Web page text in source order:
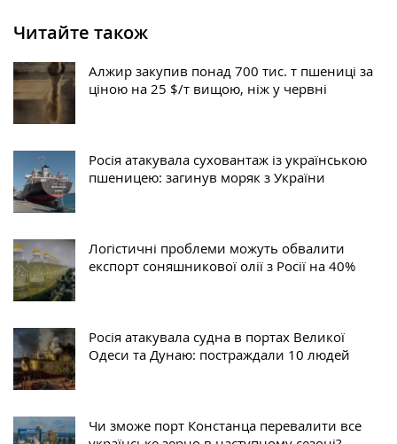
Читайте також
Алжир закупив понад 700 тис. т пшениці за
ціною на 25 $/т вищою, ніж у червні
Росія атакувала суховантаж із українською
пшеницею: загинув моряк з України
Логістичні проблеми можуть обвалити
експорт соняшникової олії з Росії на 40%
Росія атакувала судна в портах Великої
Одеси та Дунаю: постраждали 10 людей
Чи зможе порт Констанца перевалити все